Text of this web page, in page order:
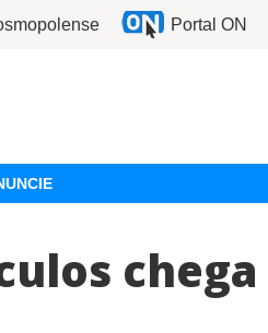
Portal ON
chega